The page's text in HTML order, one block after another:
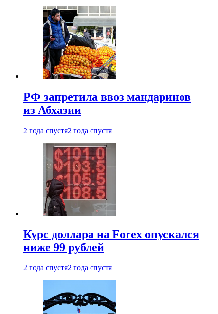
РФ запретила ввоз мандаринов
из Абхазии
2 года спустя2 года спустя
Курс доллара на Forex опускался
ниже 99 рублей
2 года спустя2 года спустя